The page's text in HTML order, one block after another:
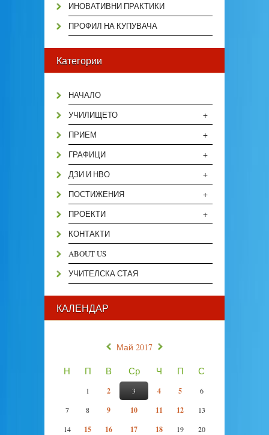
ИНОВАТИВНИ ПРАКТИКИ
ПРОФИЛ НА КУПУВАЧА
Категории
НАЧАЛО
+
УЧИЛИЩЕТО
+
ПРИЕМ
+
ГРАФИЦИ
+
ДЗИ И НВО
+
ПОСТИЖЕНИЯ
+
ПРОЕКТИ
КОНТАКТИ
ABOUT US
УЧИТЕЛСКА СТАЯ
КАЛЕНДАР
Май 2017
Н П В Ср Ч П С
1 2 3 4 5
6
7
8 9 10 11 12
13
14
15 16 17 18 19
20